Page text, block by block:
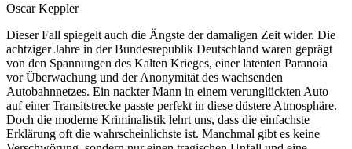
Oscar Keppler
Dieser Fall spiegelt auch die Ängste der damaligen Zeit wider. Die
achtziger Jahre in der Bundesrepublik Deutschland waren geprägt
von den Spannungen des Kalten Krieges, einer latenten Paranoia
vor Überwachung und der Anonymität des wachsenden
Autobahnnetzes. Ein nackter Mann in einem verunglückten Auto
auf einer Transitstrecke passte perfekt in diese düstere Atmosphäre.
Doch die moderne Kriminalistik lehrt uns, dass die einfachste
Erklärung oft die wahrscheinlichste ist. Manchmal gibt es keine